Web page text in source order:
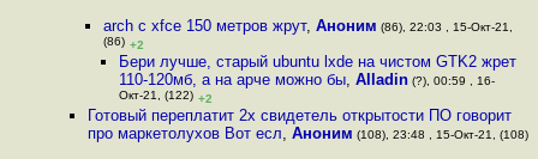
arch с xfce 150 метров жрут, Аноним (86), 22:03 , 15-Окт-21,
(86) +2
Бери лучше, старый ubuntu lxde на чистом GTK2 жрет
110-120мб, а на арче можно бы,Alladin (?), 00:59 , 16-
Окт-21, (122) +2
Готовый переплатит 2х свидетель открытости ПО говорит
про маркетолухов Вот есл, Аноним (108), 23:48 , 15-Окт-21, (108)